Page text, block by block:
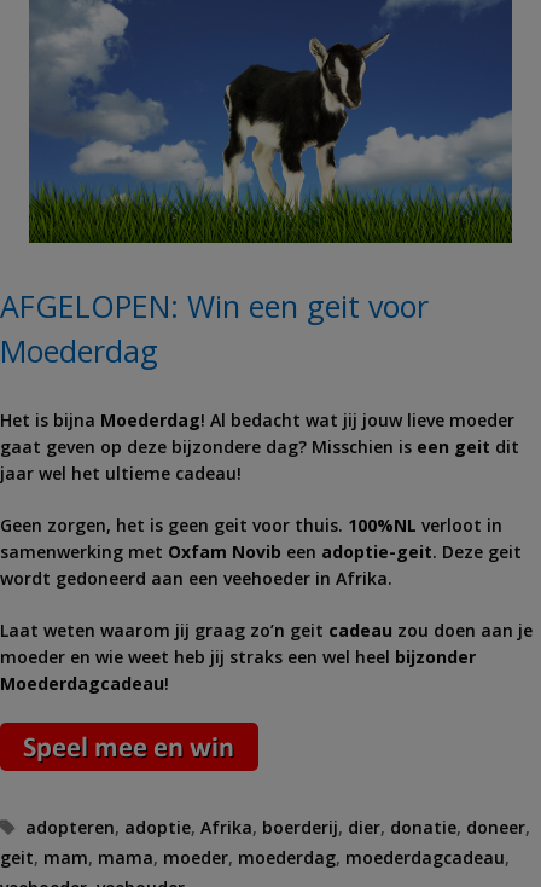
AFGELOPEN: Win een geit voor
Moederdag
Het is bijna Moederdag! Al bedacht wat jij jouw lieve moeder
gaat geven op deze bijzondere dag? Misschien is een geit dit
jaar wel het ultieme cadeau!
Geen zorgen, het is geen geit voor thuis. 100%NL verloot in
samenwerking met Oxfam Novib een adoptie-geit. Deze geit
wordt gedoneerd aan een veehoeder in Afrika.
Laat weten waarom jij graag zo’n geit cadeau zou doen aan je
moeder en wie weet heb jij straks een wel heel bijzonder
Moederdagcadeau!
Tags
adopteren, adoptie,Afrika, boerderij, dier, donatie, doneer,
geit, mam, mama, moeder, moederdag, moederdagcadeau,